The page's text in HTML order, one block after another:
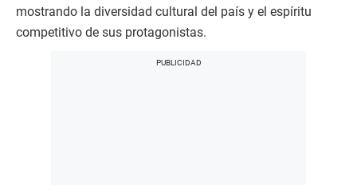
mostrando la diversidad cultural del país y el espíritu
competitivo de sus protagonistas.